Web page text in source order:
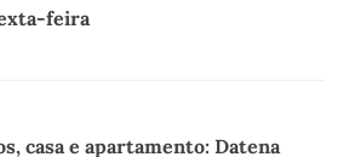
feira
casa e apartamento: Datena